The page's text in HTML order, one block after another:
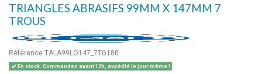
TRIANGLES ABRASIFS 99MM X 147MM 7
TROUS
Référence TALA99LO147_7TG180
En stock. Commandez avant 12h, expédié le jour même !